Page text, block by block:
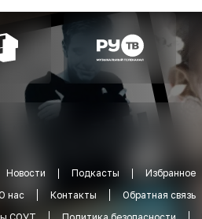
Новости Подкасты Избранное
нас Контакты Обратная связь